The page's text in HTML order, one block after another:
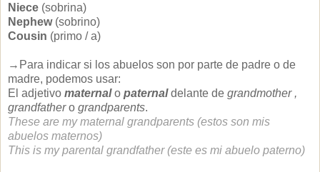
Niece (sobrina)
Nephew(sobrino)
Cousin (primo / a)
→Para indicar si los abuelos son por parte de padre o de
madre, podemos usar:
El adjetivomaternalopaternaldelante degrandmother ,
grandfatherograndparents.
These are my maternal grandparents (estos son mis
abuelos maternos)
This is my parental grandfather (este es mi abuelo paterno)